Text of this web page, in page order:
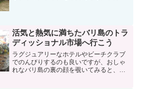
活気と熱気に満ちたバリ島のトラ
ディッショナル市場へ行こう
ラグジュアリーなホテルやビーチクラブ
でのんびりするのも良いですが、おしゃ
れなバリ島の裏の顔を覗いてみると、ま